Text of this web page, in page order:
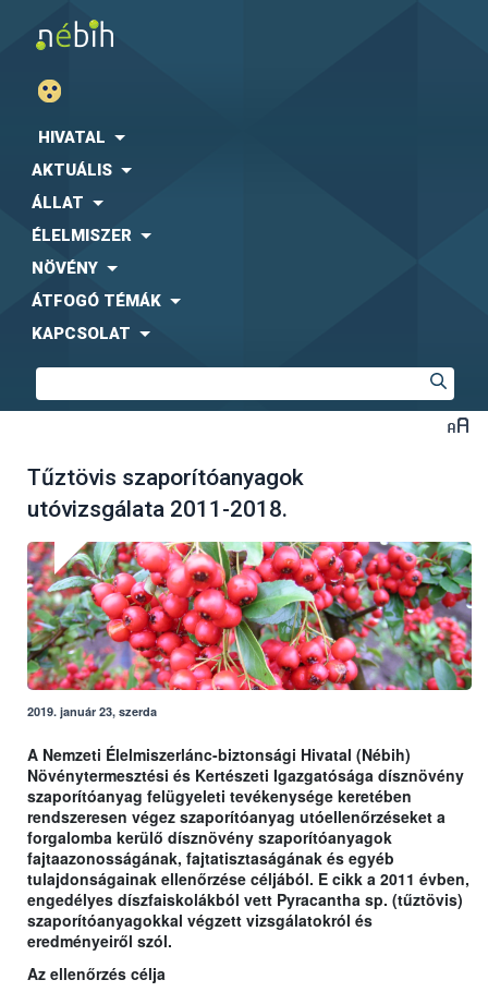
HIVATAL
AKTUÁLIS
ÁLLAT
ÉLELMISZER
NÖVÉNY
ÁTFOGÓ TÉMÁK
KAPCSOLAT
Tűztövis szaporítóanyagok
utóvizsgálata 2011-2018.
2019. január 23, szerda
A Nemzeti Élelmiszerlánc-biztonsági Hivatal (Nébih)
Növénytermesztési és Kertészeti Igazgatósága dísznövény
szaporítóanyag felügyeleti tevékenysége keretében
rendszeresen végez szaporítóanyag utóellenőrzéseket a
forgalomba kerülő dísznövény szaporítóanyagok
fajtaazonosságának, fajtatisztaságának és egyéb
tulajdonságainak ellenőrzése céljából. E cikk a 2011 évben,
engedélyes díszfaiskolákból vett Pyracantha sp. (tűztövis)
szaporítóanyagokkal végzett vizsgálatokról és
eredményeiről szól.
Az ellenőrzés célja